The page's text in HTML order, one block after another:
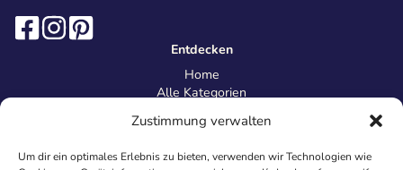
Zustimmung verwalten
Um dir ein optimales Erlebnis zu bieten, verwenden wir Technologien wie
Entdecken
Home
Alle Kategorien
Information
Über uns